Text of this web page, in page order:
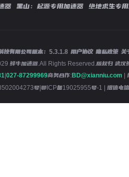
器
黑山：起源专用加速器 绝地求生专
技有限公司版本： 5.3.1.8 用户协议 隐私政策 关
鲜牛加速器.All Rights Reserved.版权归 武汉
027-87299969商务合作:BD@xianniu.com |
号 鄂ICP备19025955号-1 | 增值电